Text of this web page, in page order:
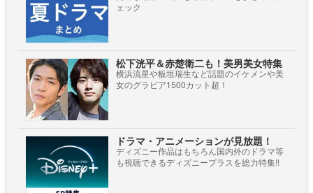
ェック
松下洸平＆赤楚衛二も！美男美女特集
横浜流星や板垣瑞生など話題のイケメンや美
女のグラビア1500カット超！
ドラマ・アニメーションが見放題！
ディズニー作品はもちろん国内外のドラマ等
も視聴できるディズニープラスを総力特集!!